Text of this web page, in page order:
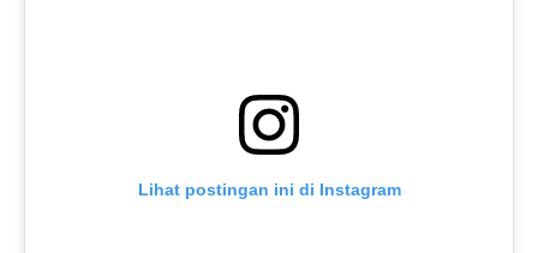
Lihat postingan ini di Instagram